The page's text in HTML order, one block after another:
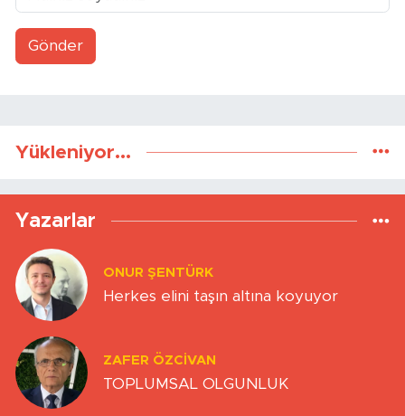
Gönder
Yükleniyor...
Yazarlar
ONUR ŞENTÜRK
Herkes elini taşın altına koyuyor
ZAFER ÖZCIVAN
TOPLUMSAL OLGUNLUK